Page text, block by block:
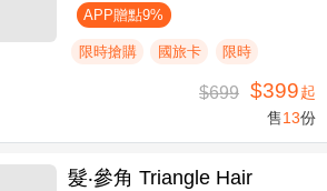
APP贈點9%
限時搶購 國旅卡 限時
$699 $399起
售13份
髮‧參角 Triangle Hair